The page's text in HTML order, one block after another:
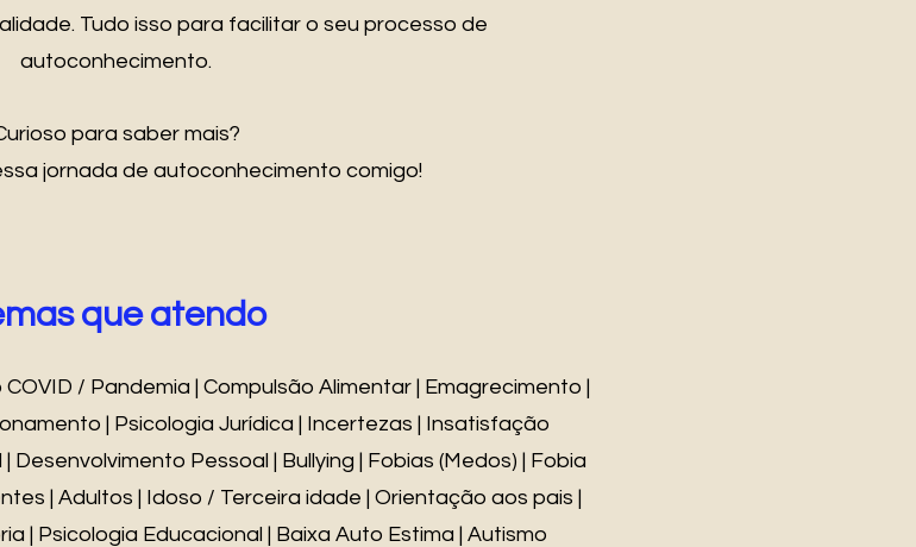
Tudo isso para facilitar o seu processo de
autoconhecimento.
para saber mais?
jornada de autoconhecimento comigo!
que atendo
/ Pandemia | Compulsão Alimentar | Emagrecimento |
| Psicologia Jurídica | Incertezas | Insatisfação
Pessoal | Bullying | Fobias (Medos) | Fobia
| Adultos | Idoso / Terceira idade | Orientação aos pais |
| Psicologia Educacional | Baixa Auto Estima | Autismo